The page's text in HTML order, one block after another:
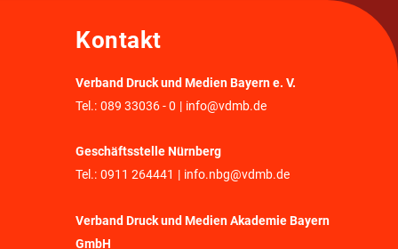
Kontakt
Verband Druck und Medien Bayern e. V.
Tel.: 089 33036 - 0 | info@vdmb.de
Geschäftsstelle Nürnberg
Tel.: 0911 264441 | info.nbg@vdmb.de
Verband Druck und Medien Akademie Bayern
GmbH